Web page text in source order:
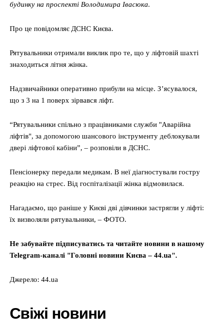
будинку на проспекті Володимира Івасюка.
Про це повідомляє ДСНС Києва.
Рятувальники отримали виклик про те, що у ліфтовій шахті
знаходиться літня жінка.
Надзвичайники оперативно прибули на місце. З’ясувалося,
що з 3 на 1 поверх зірвався ліфт.
“Рятувальники спільно з працівниками служби "Аварійна
ліфтів", за допомогою шансового інструменту деблокували
двері ліфтової кабіни”, – розповіли в ДСНС.
Пенсіонерку передали медикам. В неї діагностували гостру
реакцію на стрес. Від госпіталізації жінка відмовилася.
Нагадаємо, що раніше у Києві дві дівчинки застрягли у ліфті:
їх визволяли рятувальники, – ФОТО.
Не забувайте підписуватись та читайте новини в нашому
Telegram-каналі "Головні новини Києва – 44.ua".
Джерело: 44.ua
Свіжі новини